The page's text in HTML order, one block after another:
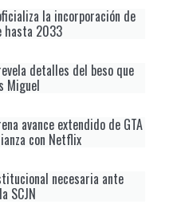
la incorporación de
hasta 2033
detalles del beso que
Miguel
avance extendido de GTA
con Netflix
necesaria ante
SCJN